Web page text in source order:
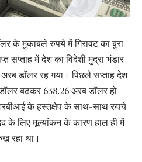
के मुकाबले रुपये में गिरावट का बुरा
सप्ताह में देश का विदेशी मुद्रा भंडार
डॉलर रह गया। पिछले सप्ताह देश
बढ़कर 638.26 अरब डॉलर हो
के हस्तक्षेप के साथ-साथ रुपये
के लिए मूल्यांकन के कारण हाल ही में
रहा था।